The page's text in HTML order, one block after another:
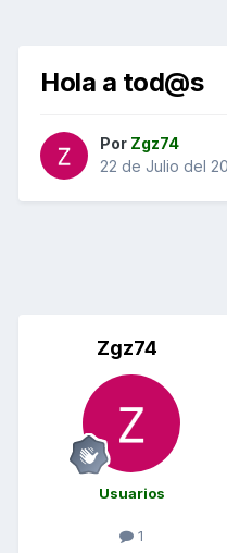
Hola a tod@s
Por Zgz74
22 de Julio del
Zgz74
Usuarios
1